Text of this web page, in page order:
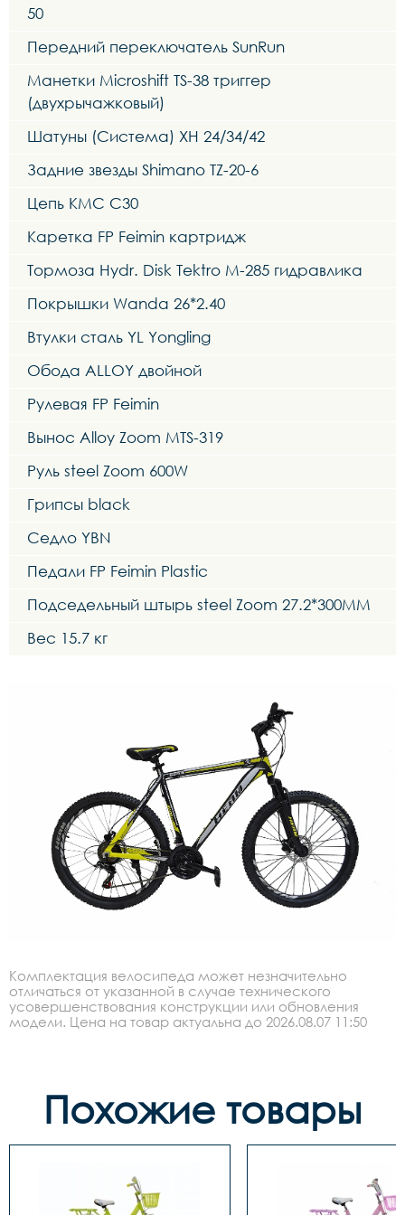
50
Передний переключатель SunRun
Манетки Microshift TS-38 триггер
(двухрычажковый)
Шатуны (Система) XH 24/34/42
Задние звезды Shimano TZ-20-6
Цепь KMC C30
Каретка FP Feimin картридж
Тормоза Hydr. Disk Tektro M-285 гидравлика
Покрышки Wanda 26*2.40
Втулки сталь YL Yongling
Обода ALLOY двойной
Рулевая FP Feimin
Вынос Alloy Zoom MTS-319
Руль steel Zoom 600W
Грипсы black
Седло YBN
Педали FP Feimin Plastic
Подседельный штырь steel Zoom 27.2*300MM
Вес 15.7 кг
Комплектация велосипеда может незначительно
отличаться от указанной в случае технического
усовершенствования конструкции или обновления
модели. Цена на товар актуальна до 2026.08.07 11:50
Похожие товары